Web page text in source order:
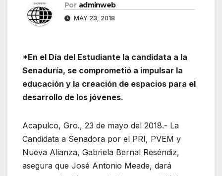
Por adminweb
MAY 23, 2018
*En el Día del Estudiante la candidata a la
Senaduría, se comprometió a impulsar la
educación y la creación de espacios para el
desarrollo de los jóvenes.
Acapulco, Gro., 23 de mayo del 2018.- La
Candidata a Senadora por el PRI, PVEM y
Nueva Alianza, Gabriela Bernal Reséndiz,
asegura que José Antonio Meade, dará